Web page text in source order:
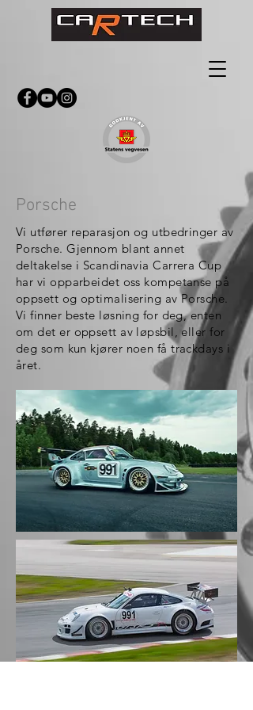
Porsche
Vi utfører reparasjon og utbedringer av
Porsche. Gjennom blant annet
deltakelse i Scandinavia Carrera Cup
har vi opparbeidet oss kompetanse på
oppsett og optimalisering av Porsche.
Vi finner beste løsning for deg, enten
om det er oppsett av løpsbil, eller for
deg som kun kjører noen få trackdays i
året.